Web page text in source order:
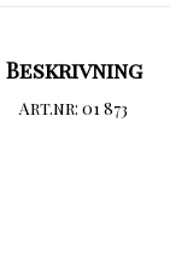
Beskrivning
Art.nr: 01 873